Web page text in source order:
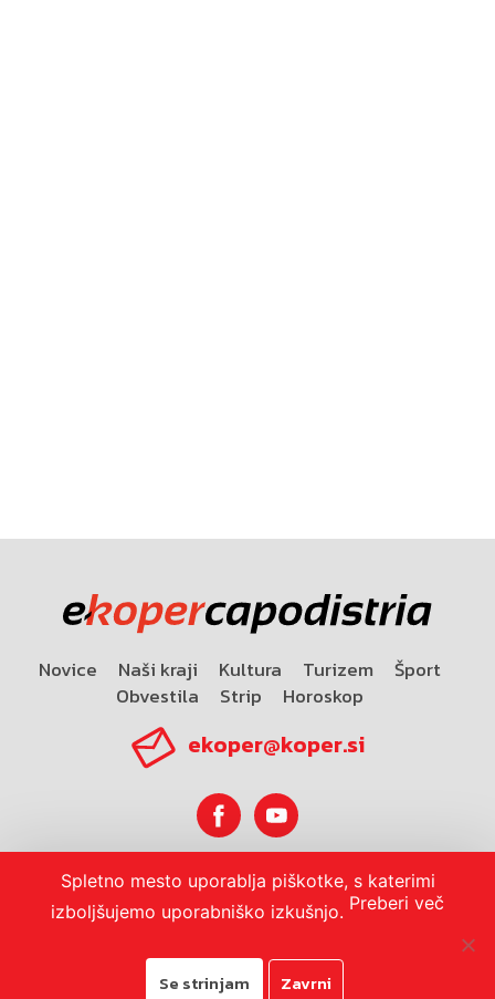
Novice Naši kraji Kultura Turizem
Šport
Obvestila
Strip Horoskop
ekoper@koper.si
Horoskop
Spletno mesto uporablja piškotke, s katerimi
izboljšujemo uporabniško izkušnjo. Preberi več
Se strinjam Zavrni